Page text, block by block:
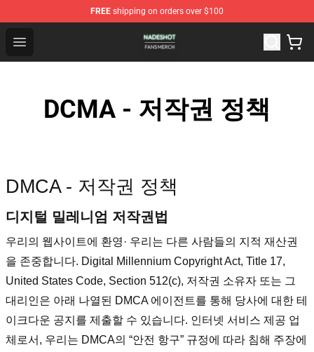
FREE shipping on orders over $100
Open menu
Nadeshot Shop - Official Nadeshot Merchandise Store
DCMA - 저작권 정책
DMCA - 저작권 정책
디지털 밀레니엄 저작권법
우리의 웹사이트에 환영 · 우리는 다른 사람들의 지적 재산권
을 존중합니다. Digital Millennium Copyright Act, Title 17,
United States Code, Section 512(c), 저작권 소유자 또는 그
대리인은 아래 나열된 DMCA 에이전트를 통해 당사에 대한 테
이크다운 공지를 제출할 수 있습니다. 인터넷 서비스 제공 업
체로서, 우리는 DMCA의 “안전 항구” 규정에 따라 침해 주장에